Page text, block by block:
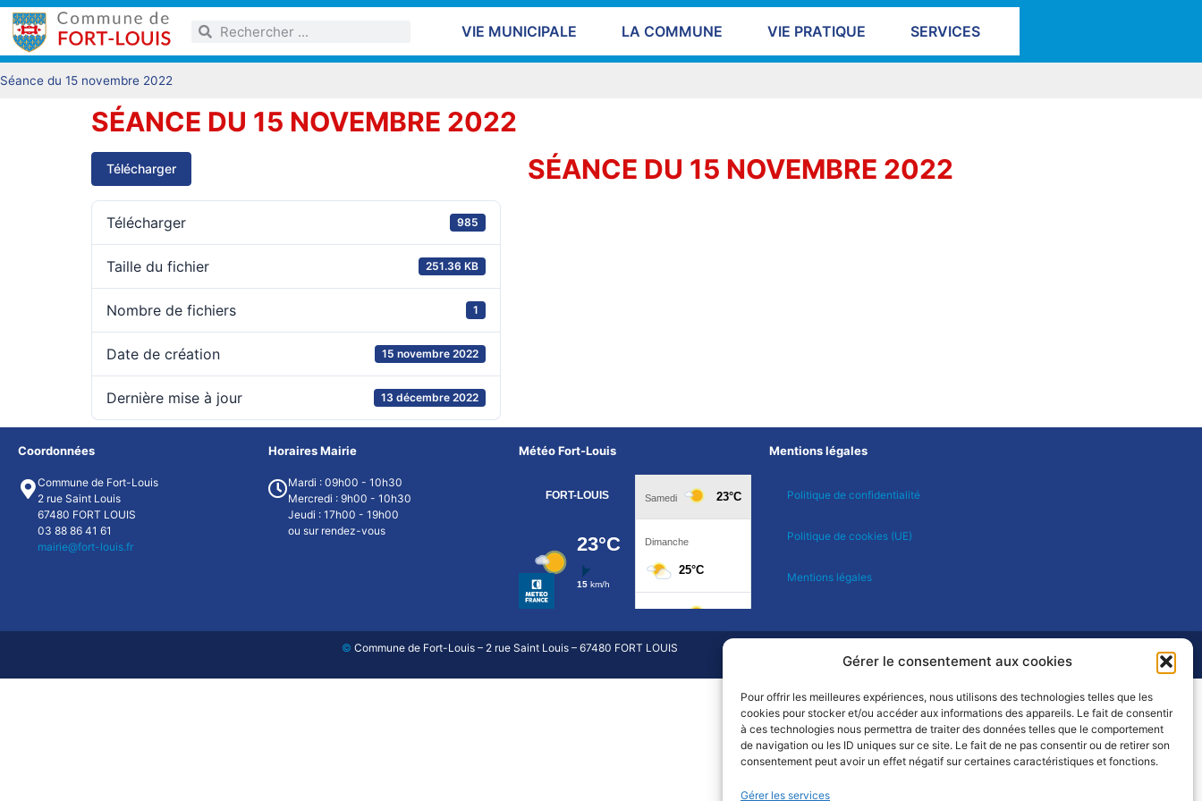
Gérer le consentement aux cookies
Pour offrir les meilleures expériences, nous utilisons des technologies telles que les
cookies pour stocker et/ou accéder aux informations des appareils. Le fait de consentir
à ces technologies nous permettra de traiter des données telles que le comportement
de navigation ou les ID uniques sur ce site. Le fait de ne pas consentir ou de retirer son
consentement peut avoir un effet négatif sur certaines caractéristiques et fonctions.
Gérer les services
VIE MUNICIPALE LA COMMUNE VIE PRATIQUE SERVICES
Séance du 15 novembre 2022
SÉANCE DU 15 NOVEMBRE 2022
Télécharger
Télécharger 985
Taille du fichier 251.36 KB
Nombre de fichiers 1
Date de création 15 novembre 2022
Dernière mise à jour 13 décembre 2022
SÉANCE DU 15 NOVEMBRE 2022
Coordonnées
Commune de Fort-Louis
2 rue Saint Louis
67480 FORT LOUIS
03 88 86 41 61
mairie@fort-louis.fr
Horaires Mairie
Mardi : 09h00 - 10h30
Mercredi : 9h00 - 10h30
Jeudi : 17h00 - 19h00
ou sur rendez-vous
Météo Fort-Louis Mentions légales
Politique de confidentialité
Politique de cookies (UE)
Mentions légales
© Commune de Fort-Louis – 2 rue Saint Louis – 67480 FORT LOUIS